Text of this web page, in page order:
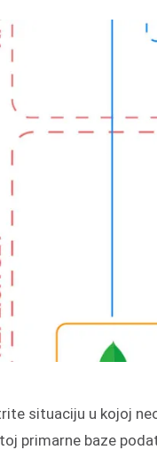
situaciju u kojoj
primarne baze